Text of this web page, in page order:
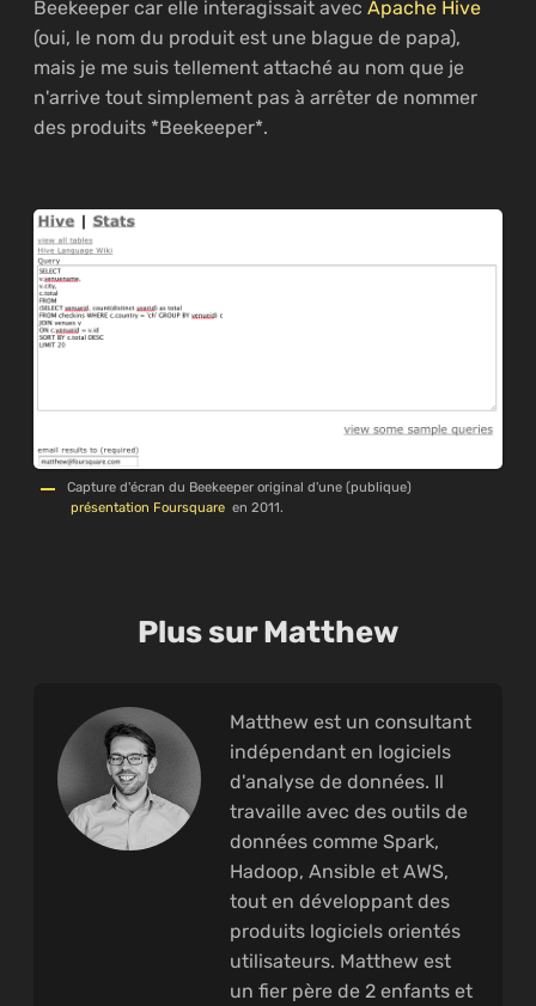
Beekeeper car elle interagissait avec Apache Hive
(oui, le nom du produit est une blague de papa),
mais je me suis tellement attaché au nom que je
n'arrive tout simplement pas à arrêter de nommer
des produits *Beekeeper*.
Capture d'écran du Beekeeper original d'une (publique)
présentation Foursquare en 2011.
Plus sur Matthew
Matthew est un consultant
indépendant en logiciels
d'analyse de données. Il
travaille avec des outils de
données comme Spark,
Hadoop, Ansible et AWS,
tout en développant des
produits logiciels orientés
utilisateurs. Matthew est
un fier père de 2 enfants et